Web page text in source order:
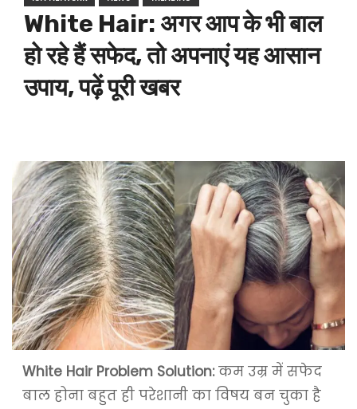
White Hair: अगर आप के भी बाल
हो रहे हैं सफेद, तो अपनाएं यह आसान
उपाय, पढ़ें पूरी खबर
White Hair Problem Solution:कम उम्र में सफेद
बाल होना बहुत ही परेशानी का विषय बन चुका है